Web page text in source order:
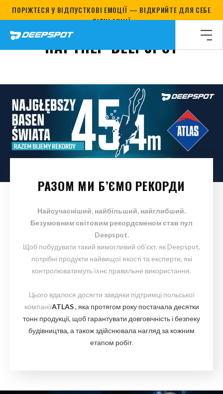
ПОРІЖТЕСЯ У ВІДПУСТКОВІ ЕМОЦІЇ — ВІДКРИЙТЕ ДЛЯ СЕБЕ
ЛІТНІ АКЦІЇ
Головна сторінка / НАШІ ПАРТНЕРИ / ATLAS –
ATLAS – ПЕРЕВІРЕНИЙ
ПАРТНЕР DEEPSPOT
РАЗОМ МИ Б’ЄМО РЕКОРДИ
Найсучасніший, найбільший, найглибший.
Безумовним світовим рекордсменом став пул
Deepspot.
Щоб побудувати такий вимогливий об’єкт, як Deepspot,
потрібні продукти найвищої якості та експерти, які
контролюватимуть їхнє правильне використання.
Цього вдалося досягти завдяки підтримці польської
компаніїATLAS , яка протягом року постачала десятки
тонн продукції, щоб гарантувати довговічність і безпеку
будівництва, а також здійснювала нагляд за кожним
етапом робіт.